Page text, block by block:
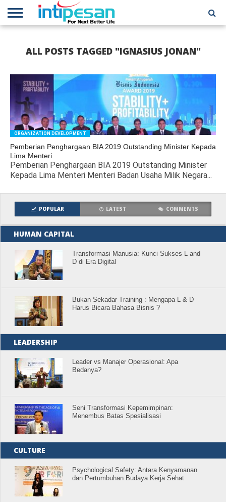
NETWORK
ALL POSTS TAGGED "IGNASIUS JONAN"
ORGANIZATION DEVELOPMENT
Pemberian Penghargaan BIA 2019 Outstanding Minister Kepada
Lima Menteri
Pemberian Penghargaan BIA 2019 Outstanding Minister
Kepada Lima Menteri Menteri Badan Usaha Milik Negara...
POPULAR LATEST COMMENTS
HUMAN CAPITAL
Transformasi Manusia: Kunci Sukses L and
D di Era Digital
Bukan Sekadar Training : Mengapa L & D
Harus Bicara Bahasa Bisnis ?
LEADERSHIP
Leader vs Manajer Operasional: Apa
Bedanya?
Seni Transformasi Kepemimpinan:
Menembus Batas Spesialisasi
CULTURE
Psychological Safety: Antara Kenyamanan
dan Pertumbuhan Budaya Kerja Sehat